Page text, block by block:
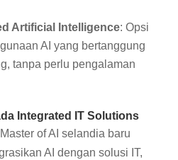
Artificial Intelligence: Opsi
AI yang bertanggung
tanpa perlu pengalaman
Integrated IT Solutions
of AI selandia baru
AI dengan solusi IT,